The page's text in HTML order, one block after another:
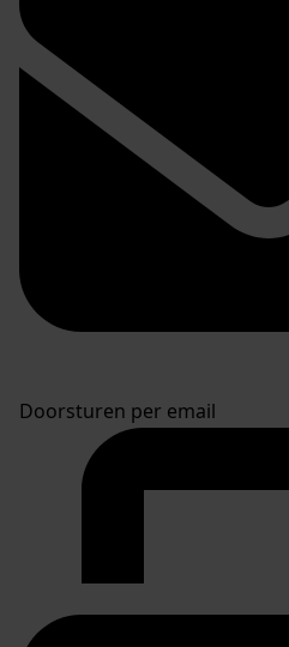
Doorsturen per email